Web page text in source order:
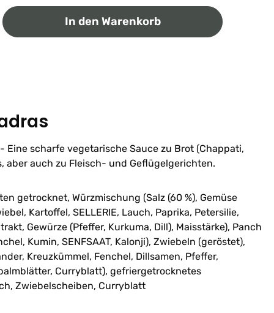
den gewünschten Wert ein oder
In den Warenkorb
Eine scharfe vegetarische Sauce zu Brot (Chappati,
aber auch zu Fleisch- und Geflügelgerichten.
getrocknet, Würzmischung (Salz (60 %), Gemüse
Kartoffel, SELLERIE, Lauch, Paprika, Petersilie,
Gewürze (Pfeffer, Kurkuma, Dill), Maisstärke), Panch
Kumin, SENFSAAT, Kalonji), Zwiebeln (geröstet),
Kreuzkümmel, Fenchel, Dillsamen, Pfeffer,
Curryblatt), gefriergetrocknetes
Zwiebelscheiben, Curryblatt